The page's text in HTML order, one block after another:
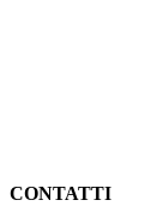
CONTATTI